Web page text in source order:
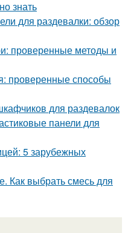
знать
для раздевалки: обзор
проверенные методы и
проверенные способы
для раздевалок
панели для
5 зарубежных
Как выбрать смесь для